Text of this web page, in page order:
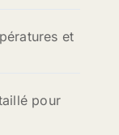
et
pour